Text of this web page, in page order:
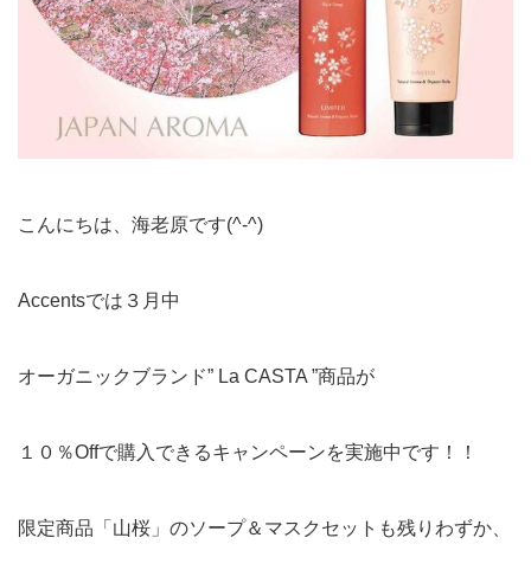
こんにちは、海老原です(^-^)
Accentsでは３月中
オーガニックブランド” La CASTA ”商品が
１０％Offで購入できるキャンペーンを実施中です！！
限定商品「山桜」のソープ＆マスクセットも残りわずか、